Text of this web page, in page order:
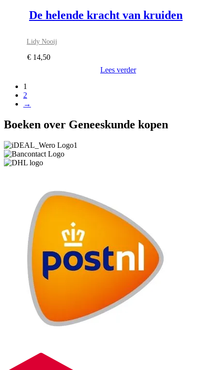
De helende kracht van kruiden
Lidy Nooij
€ 14,50
Lees verder
1
2
→
Boeken over Geneeskunde kopen